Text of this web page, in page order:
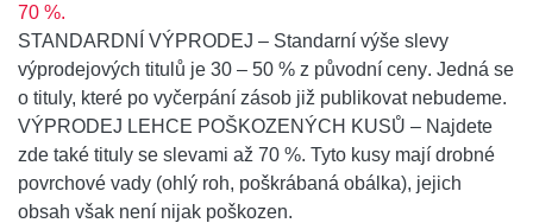
70 %.
STANDARDNÍ VÝPRODEJ – Standarní výše slevy
výprodejových titulů je 30 – 50 % z původní ceny. Jedná se
o tituly, které po vyčerpání zásob již publikovat nebudeme.
VÝPRODEJ LEHCE POŠKOZENÝCH KUSŮ – Najdete
zde také tituly se slevami až 70 %. Tyto kusy mají drobné
povrchové vady (ohlý roh, poškrábaná obálka), jejich
obsah však není nijak poškozen.